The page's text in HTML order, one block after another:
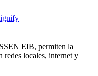
EIB, permiten la
locales, internet y